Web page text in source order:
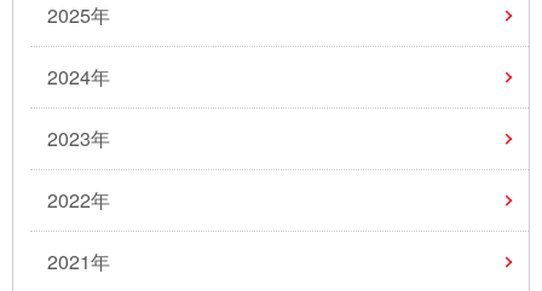
2025年
2024年
2023年
2022年
2021年